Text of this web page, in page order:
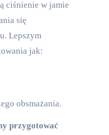
ciśnienie w jamie
się
Lepszym
jak:
obsmażania.
przygotować